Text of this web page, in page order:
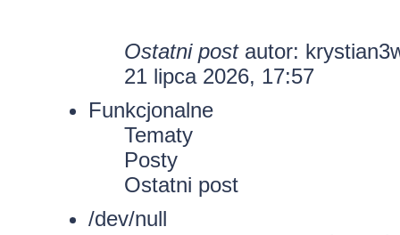
Ostatni postautor:
21 lipca 2026, 17:57
Funkcjonalne
Tematy
Posty
Ostatni post
/dev/null